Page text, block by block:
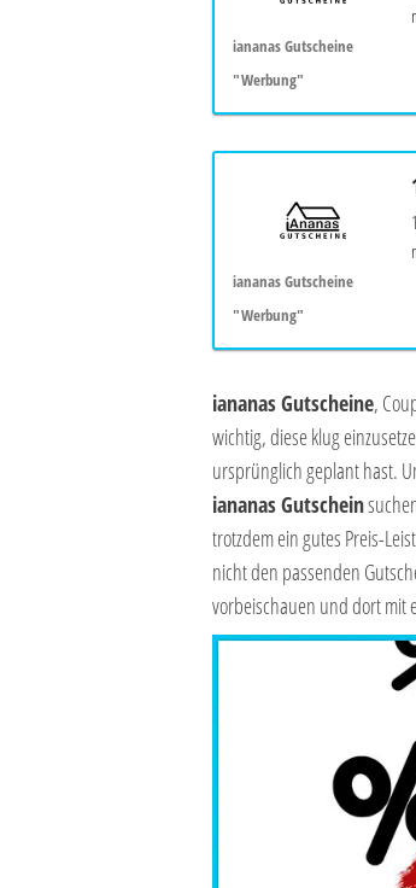
iananas Gutscheine
"Werbung"
iananas Gutscheine
"Werbung"
iananas Gutscheine,
wichtig, diese klug
ursprünglich geplant hast.
iananas Gutschein
trotzdem ein gutes Preis-
nicht den passenden
vorbeischauen und dort mit